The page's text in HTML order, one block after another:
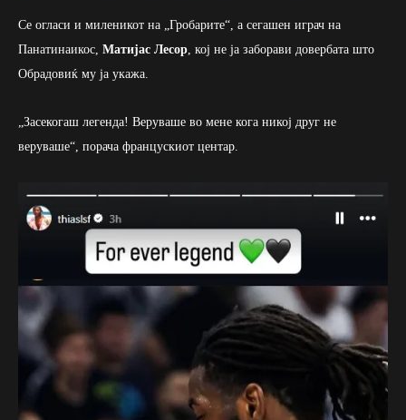
Се огласи и миленикот на „Гробарите“, а сегашен играч на
Панатинаикос, Матијас Лесор, кој не ја заборави довербата што
Обрадовиќ му ја укажа.
„Засекогаш легенда! Веруваше во мене кога никој друг не
веруваше“, порача францускиот центар.